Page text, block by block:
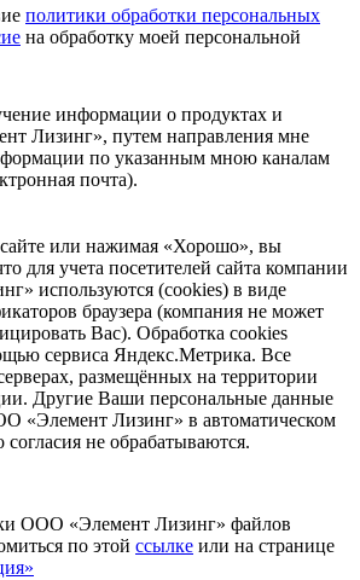
политики обработки персональных
на обработку моей персональной
информации о продуктах и
Лизинг», путем направления мне
по указанным мною каналам
почта).
или нажимая «Хорошо», вы
для учета посетителей сайта компании
используются (cookies) в виде
браузера (компания не может
Вас). Обработка cookies
сервиса Яндекс.Метрика. Все
размещённых на территории
Другие Ваши персональные данные
«Элемент Лизинг» в автоматическом
не обрабатываются.
ООО «Элемент Лизинг» файлов
по этой ссылке или на странице